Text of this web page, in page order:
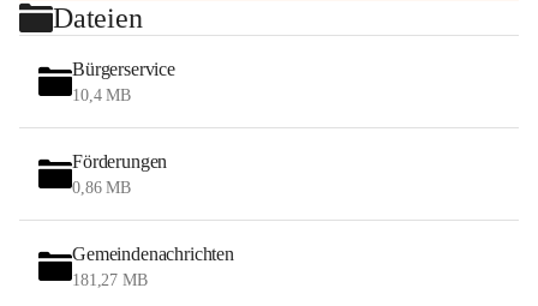
Dateien
Bürgerservice
10,4 MB
Förderungen
0,86 MB
Gemeindenachrichten
181,27 MB